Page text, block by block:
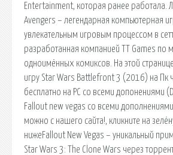
Entertainment, которая ранее работала.
Avengers – легендарная компьютерная
увлекательным игровым процессом в
разработанная компанией TT Games по
одноимённых комиксов. На этой
игру Star Wars Battlefront 3 (2016) на Пк
бесплатно на PC со всеми допонениями
Fallout new vegas со всеми
можно с нашего сайта!, кликните на
нижеFallout New Vegas – уникальный
Star Wars 3: The Clone Wars через